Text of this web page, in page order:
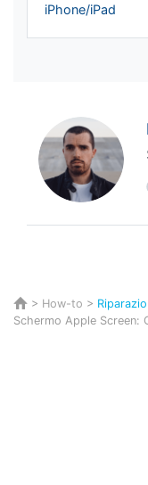
iPhone/iPad
> How-to >
Schermo Apple Screen: